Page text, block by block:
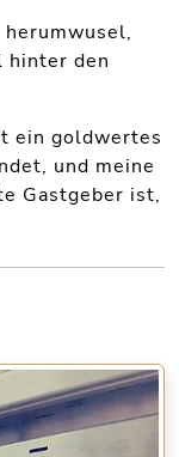
hinter den
ein goldwertes
und meine
Gastgeber ist,